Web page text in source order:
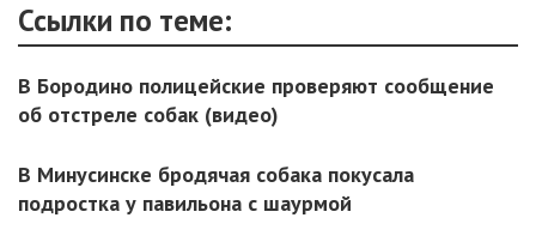
Ссылки по теме:
В Бородино полицейские проверяют сообщение
об отстреле собак (видео)
В Минусинске бродячая собака покусала
подростка у павильона с шаурмой